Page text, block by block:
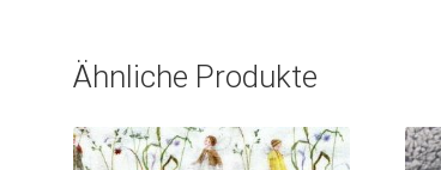
Ähnliche Produkte